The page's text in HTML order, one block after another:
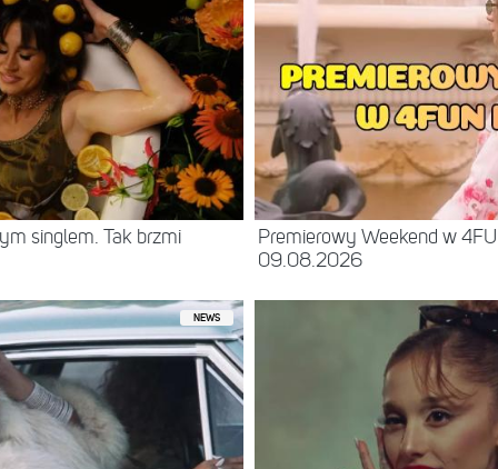
singlem. Tak brzmi
Premierowy Weekend w
09.08.2026
NEWS